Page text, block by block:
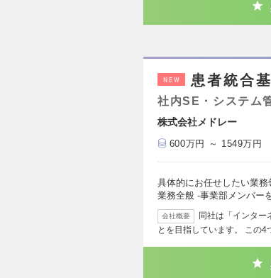
NEW 患者統合
社内SE・システム
株式会社メドレー
600万円 ～ 1549万円
具体的にお任せしたい業
業務全般 ‐事業部メンバー
会社概要
同社は「インター
とを目指しています。 この